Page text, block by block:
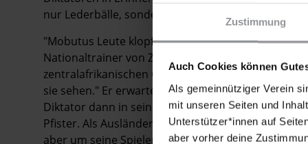
Zustimmung
Auch Cookies können
Als gemeinnütziger Verein
mit unseren Seiten und
Unterstützer*innen auf
aber vorher deine
nur Lederbälle, sondern auch Menschenrechte mit
"Mobutus Leute klopften um kurz vor drei Uhr
Nationaltrainer von Zaire, heute Demokratische
zentralafrikanischen Gewaltherrschers war eher
sie sehen." Er erwarte eine erfolgreiche
Diktator dann in seinem Palast aufgetragen.
Pfister. Als Ausländer habe er zwar selber keine
aber um seine Spieler machte er sich Sorgen.